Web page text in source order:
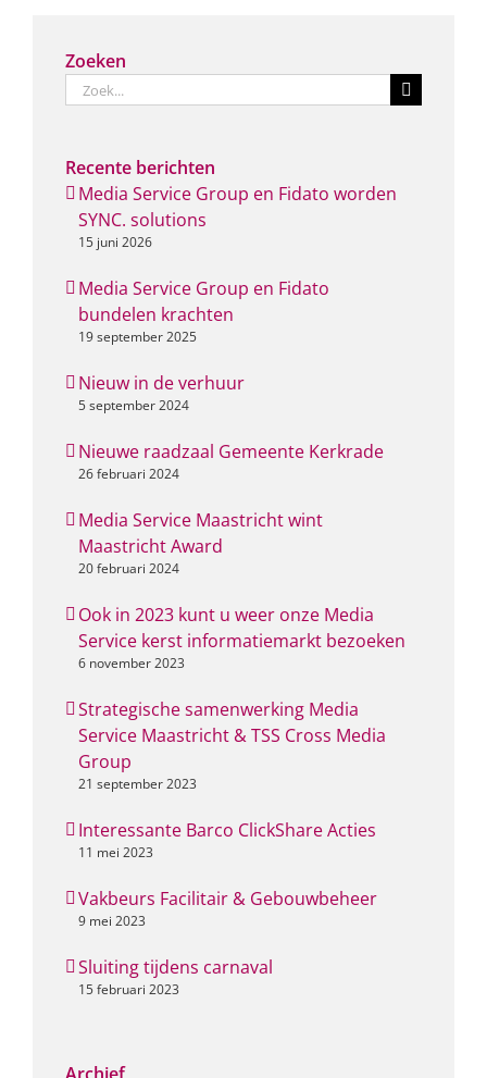
Zoeken
Zoeken
naar:
Recente berichten
Media Service Group en Fidato worden
SYNC. solutions
15 juni 2026
Media Service Group en Fidato
bundelen krachten
19 september 2025
Nieuw in de verhuur
5 september 2024
Nieuwe raadzaal Gemeente Kerkrade
26 februari 2024
Media Service Maastricht wint
Maastricht Award
20 februari 2024
Ook in 2023 kunt u weer onze Media
Service kerst informatiemarkt bezoeken
6 november 2023
Strategische samenwerking Media
Service Maastricht & TSS Cross Media
Group
21 september 2023
Interessante Barco ClickShare Acties
11 mei 2023
Vakbeurs Facilitair & Gebouwbeheer
9 mei 2023
Sluiting tijdens carnaval
15 februari 2023